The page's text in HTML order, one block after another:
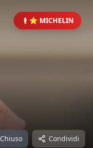
⭐ MICHELIN
Chiuso Condividi